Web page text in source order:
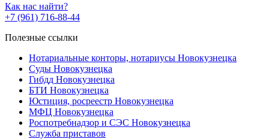
Как нас найти?
+7 (961) 716-88-44
Полезные ссылки
Нотариальные конторы, нотариусы Новокузнецка
Суды Новокузнецка
Гибдд Новокузнецка
БТИ Новокузнецка
Юстиция, росреестр Новокузнецка
МФЦ Новокузнецка
Роспотребнадзор и СЭС Новокузнецка
Служба приставов